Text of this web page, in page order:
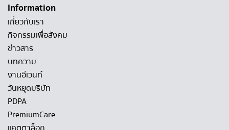
Information
เกี่ยวกับเรา
กิจกรรมเพื่อสังคม
ข่าวสาร
บทความ
งานอีเวนท์
วันหยุดบริษัท
PDPA
PremiumCare